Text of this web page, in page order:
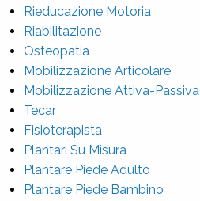
Rieducazione Motoria
Riabilitazione
Osteopatia
Mobilizzazione Articolare
Mobilizzazione Attiva-Passiva
Tecar
Fisioterapista
Plantari Su Misura
Plantare Piede Adulto
Plantare Piede Bambino